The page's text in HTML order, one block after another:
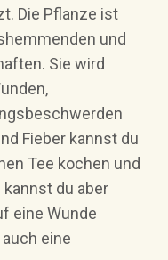
Die Pflanze ist
und
Sie wird
Fieber kannst du
Tee kochen und
du aber
eine Wunde
eine